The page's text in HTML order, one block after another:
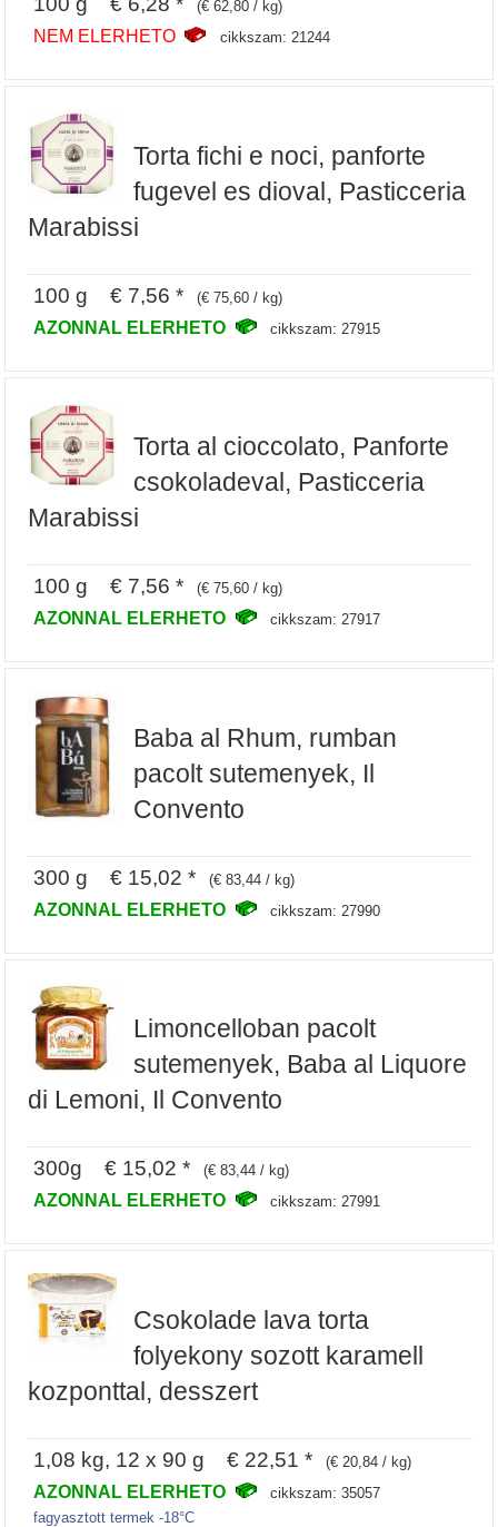
(€ 62,80 / kg)
NEM ELERHETO cikkszam: 21244
Torta fichi e noci, panforte
fugevel es dioval, Pasticceria
Marabissi
100 g € 7,56 * (€ 75,60 / kg)
AZONNAL ELERHETO cikkszam: 27915
Torta al cioccolato, Panforte
csokoladeval, Pasticceria
Marabissi
100 g € 7,56 * (€ 75,60 / kg)
AZONNAL ELERHETO cikkszam: 27917
Baba al Rhum, rumban
pacolt sutemenyek, Il
Convento
300 g € 15,02 * (€ 83,44 / kg)
AZONNAL ELERHETO cikkszam: 27990
Limoncelloban pacolt
sutemenyek, Baba al Liquore
di Lemoni, Il Convento
300g € 15,02 * (€ 83,44 / kg)
AZONNAL ELERHETO cikkszam: 27991
Csokolade lava torta
folyekony sozott karamell
kozponttal, desszert
1,08 kg, 12 x 90 g € 22,51 * (€ 20,84 / kg)
AZONNAL ELERHETO
cikkszam: 35057
fagyasztott termek -18°C